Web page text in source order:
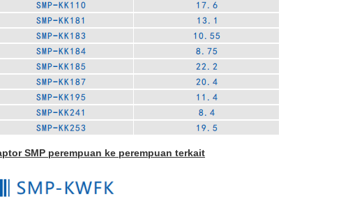
SMP perempuan ke perempuan terkait